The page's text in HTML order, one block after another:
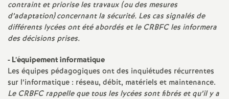
E
n
s
e
contraint et priorise les travaux (ou des mesures
d’adaptation) concernant la sécurité. Les cas signalés de
différents lycées ont été abordés et le CRBFC les informera
des décisions prises.
- L’équipement informatique
Les équipes pédagogiques ont des inquiétudes récurrentes
sur l’informatique : réseau, débit, matériels et maintenance.
Le CRBFC rappelle que tous les lycées sont fibrés et qu’il y a